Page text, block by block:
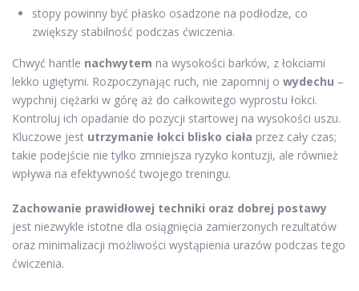
stopy powinny być płasko osadzone na podłodze, co
zwiększy stabilność podczas ćwiczenia.
Chwyć hantle nachwytem na wysokości barków, z łokciami
lekko ugiętymi. Rozpoczynając ruch, nie zapomnij o wydechu –
wypchnij ciężarki w górę aż do całkowitego wyprostu łokci.
Kontroluj ich opadanie do pozycji startowej na wysokości uszu.
Kluczowe jest utrzymanie łokci blisko ciała przez cały czas;
takie podejście nie tylko zmniejsza ryzyko kontuzji, ale również
wpływa na efektywność twojego treningu.
Zachowanie prawidłowej techniki oraz dobrej postawy
jest niezwykle istotne dla osiągnięcia zamierzonych rezultatów
oraz minimalizacji możliwości wystąpienia urazów podczas tego
ćwiczenia.